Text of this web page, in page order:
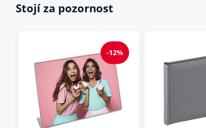
Stojí za pozornost
-12%